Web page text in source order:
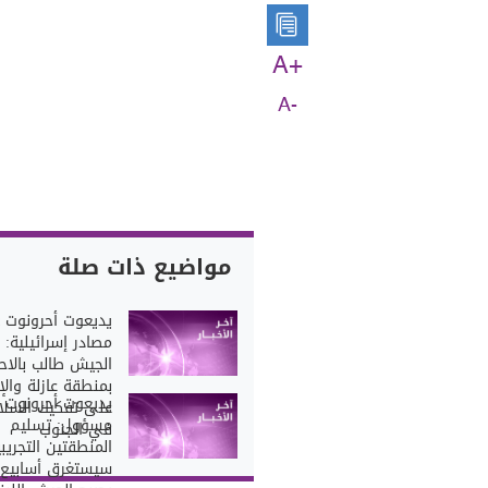
A+
A-
مواضيع ذات صلة
يديعوت
مصادر إسرائيلية:
الجيش طالب
بمنطقة عازلة
على تفكيك
في الجنوب
يديعوت
مسؤول: تسليم
المنطقتين
سيستغرق